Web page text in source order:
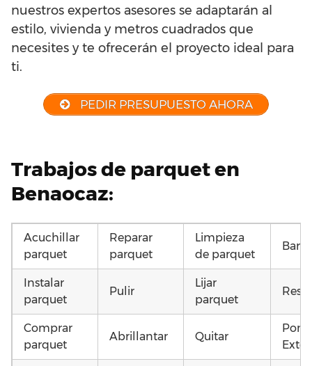
nuestros expertos asesores se adaptarán al
estilo, vivienda y metros cuadrados que
necesites y te ofrecerán el proyecto ideal para
ti.
PEDIR PRESUPUESTO AHORA
Trabajos de parquet en
Benaocaz:
Acuchillar
parquet
Reparar
parquet
Limpieza
de parquet
Instalar
parquet
Pulir
Lijar
parquet
Comprar
parquet
Abrillantar Quitar